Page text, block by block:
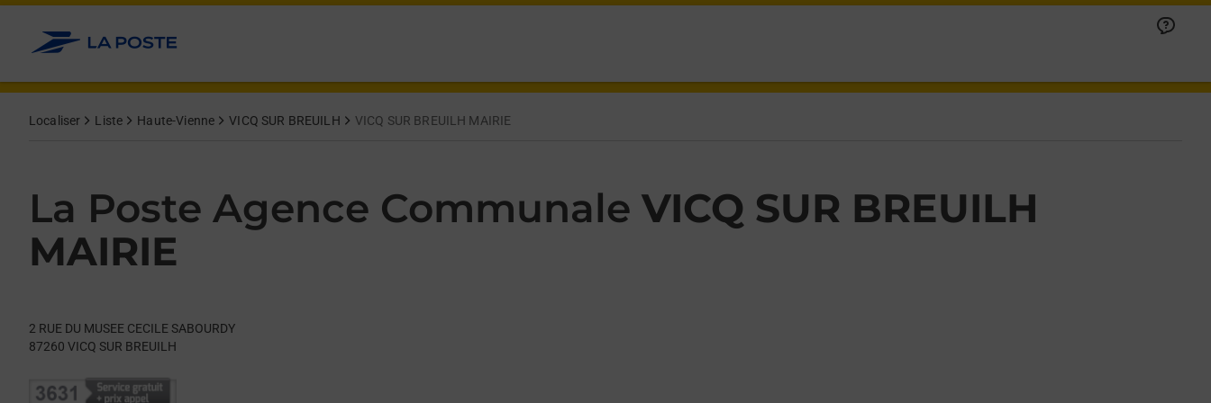
Allez au contenu
Localiser Liste Haute-Vienne VICQ SUR BREUILH VICQ SUR BREUILH MAIRIE
La Poste Agence Communale VICQ SUR BREUILH
MAIRIE
2 RUE DU MUSEE CECILE SABOURDY
87260 VICQ SUR BREUILH
Day of the WeekHours
Get directions to La Poste Agence Communale at 2 RUE DU MUSEE CECILE SABOURDY VICQ SUR BREUILH,
lien s'ouvre dans un nouvel onglet